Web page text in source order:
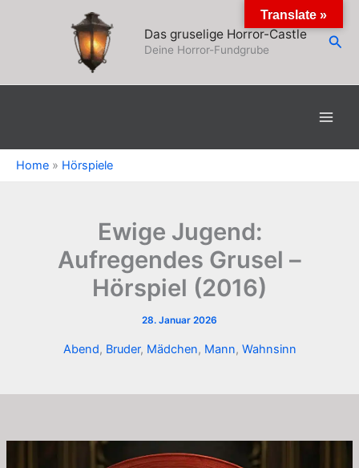
Das gruselige Horror-Castle
Deine Horror-Fundgrube
Home » Hörspiele
Ewige Jugend:
Aufregendes Grusel –
Hörspiel (2016)
28. Januar 2026
Abend, Bruder, Mädchen, Mann, Wahnsinn
Translate »